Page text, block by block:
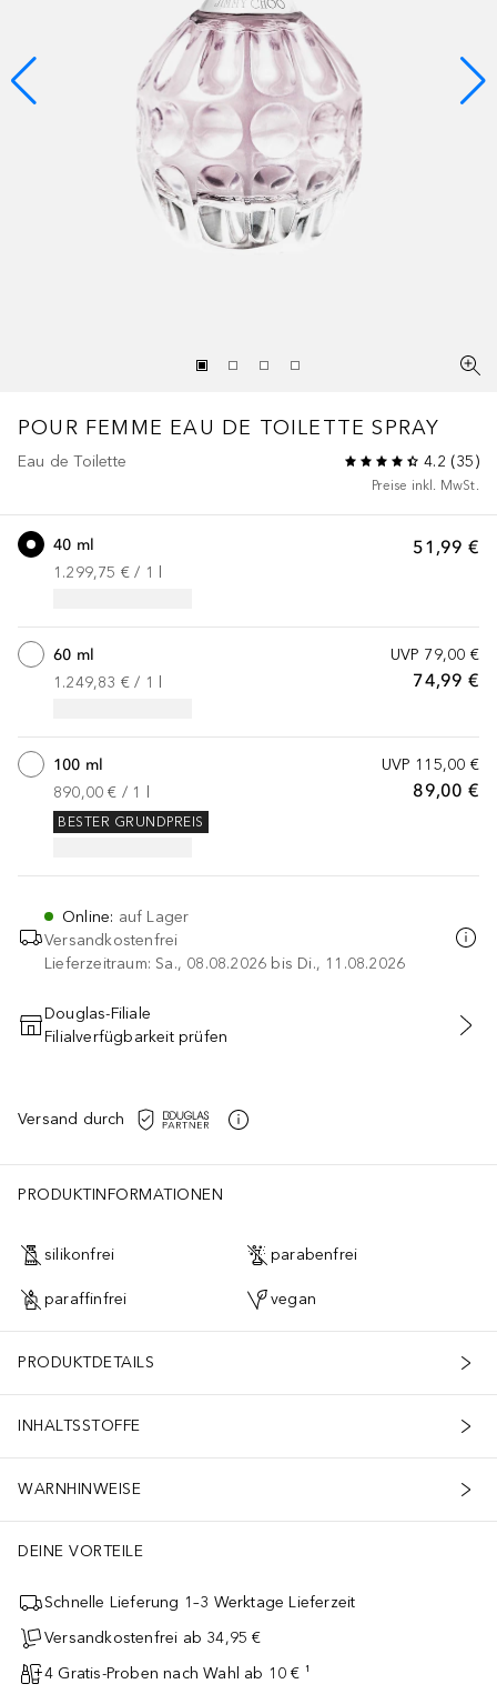
POUR FEMME EAU DE TOILETTE SPRAY
Eau de Toilette 4.2 (35)
Preise inkl. MwSt.
51,99 €
40 ml
1.299,75 € / 1
UVP 79,00 €
74,99 €
60 ml
1.249,83 € / 1
UVP 115,00 €
89,00 €
100 ml
890,00 € / 1
BESTER GRUNDPREIS
Online: auf Lager
Versandkostenfrei
Lieferzeitraum: Sa., 08.08.2026 bis Di., 11.08.2026
IN DEN WARENKORB
Douglas-Filiale
Filialverfügbarkeit prüfen
Versand durch
PRODUKTINFORMATIONEN
silikonfrei parabenfrei
paraffinfrei vegan
PRODUKTDETAILS
INHALTSSTOFFE
WARNHINWEISE
DEINE VORTEILE
Schnelle Lieferung 1–3 Werktage Lieferzeit
Versandkostenfrei ab 34,95 €
4 Gratis-Proben nach Wahl ab 10 € ¹